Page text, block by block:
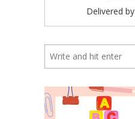
Delivered by